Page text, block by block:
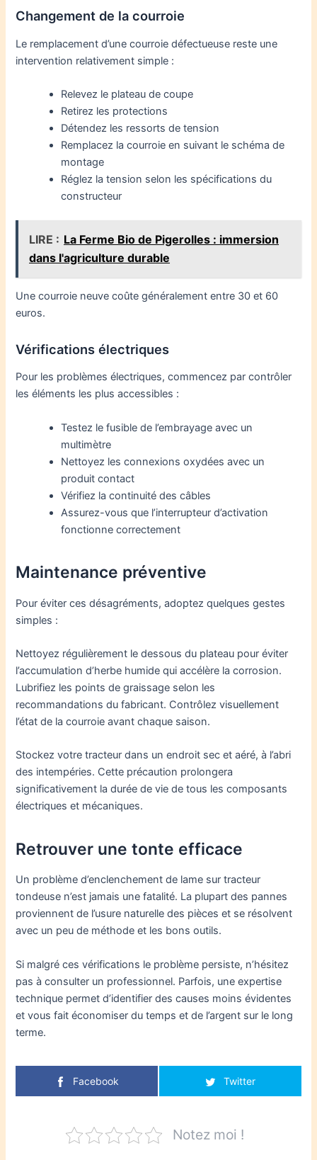
Changement de la courroie
Le remplacement d’une courroie défectueuse reste une
intervention relativement simple :
Relevez le plateau de coupe
Retirez les protections
Détendez les ressorts de tension
Remplacez la courroie en suivant le schéma de
montage
Réglez la tension selon les spécifications du
constructeur
LIRE : La Ferme Bio de Pigerolles : immersion
dans l'agriculture durable
Une courroie neuve coûte généralement entre 30 et 60
euros.
Vérifications électriques
Pour les problèmes électriques, commencez par contrôler
les éléments les plus accessibles :
Testez le fusible de l’embrayage avec un
multimètre
Nettoyez les connexions oxydées avec un
produit contact
Vérifiez la continuité des câbles
Assurez-vous que l’interrupteur d’activation
fonctionne correctement
Maintenance préventive
Pour éviter ces désagréments, adoptez quelques gestes
simples :
Nettoyez régulièrement le dessous du plateau pour éviter
l’accumulation d’herbe humide qui accélère la corrosion.
Lubrifiez les points de graissage selon les
recommandations du fabricant. Contrôlez visuellement
l’état de la courroie avant chaque saison.
Stockez votre tracteur dans un endroit sec et aéré, à l’abri
des intempéries. Cette précaution prolongera
significativement la durée de vie de tous les composants
électriques et mécaniques.
Retrouver une tonte efficace
Un problème d’enclenchement de lame sur tracteur
tondeuse n’est jamais une fatalité. La plupart des pannes
proviennent de l’usure naturelle des pièces et se résolvent
avec un peu de méthode et les bons outils.
Si malgré ces vérifications le problème persiste, n’hésitez
pas à consulter un professionnel. Parfois, une expertise
technique permet d’identifier des causes moins évidentes
et vous fait économiser du temps et de l’argent sur le long
terme.
Facebook Twitter
Notez moi !